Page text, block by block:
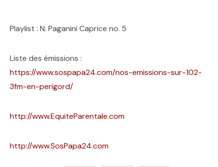
Playlist : N. Paganini Caprice no. 5
Liste des émissions :
https://www.sospapa24.com/nos-emissions-sur-102-
3fm-en-perigord/
http://www.EquiteParentale.com
http://www.SosPapa24.com